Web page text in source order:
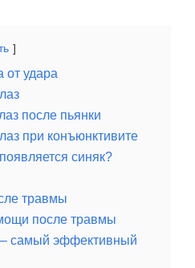
от удара
после пьянки
при конъюнктивите
синяк?
травмы
после травмы
– самый эффективный